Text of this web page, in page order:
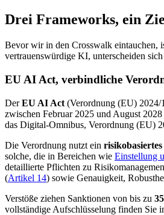
Drei Frameworks, ein
Bevor wir in den Crosswalk eintauchen,
vertrauenswürdige KI, unterscheiden
EU AI Act, verbindliche
DerEU AI Act (Verordnung (EU) 2024/
zwischen Februar 2025 und August
das Digital-Omnibus, Verordnung (EU)
Die Verordnung nutzt ein
solche, die in Bereichen wie Einstellung
detaillierte Pflichten zu
(Artikel 14) sowie Genauigkeit,
Verstöße ziehen Sanktionen von bis zu
vollständige Aufschlüsselung finden Sie